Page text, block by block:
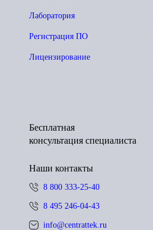
Лаборатория
Регистрация ПО
Лицензирование
Бесплатная
консультация специалиста
Наши контакты
8 800 333-25-40
8 495 246-04-43
info@centrattek.ru